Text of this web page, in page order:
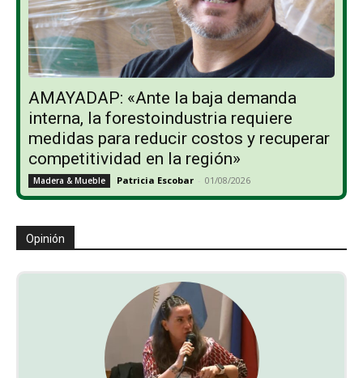
AMAYADAP: «Ante la baja demanda
interna, la forestoindustria requiere
medidas para reducir costos y recuperar
competitividad en la región»
Madera & Mueble Patricia Escobar - 01/08/2026
Opinión